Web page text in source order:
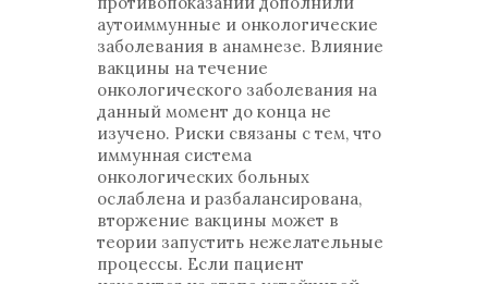
аутоиммунные и онкологические
заболевания в анамнезе. Влияние
вакцины на течение
онкологического заболевания на
данный момент до конца не
изучено. Риски связаны с тем, что
иммунная система
онкологических больных
ослаблена и разбалансирована,
вторжение вакцины может в
теории запустить нежелательные
процессы. Если пациент